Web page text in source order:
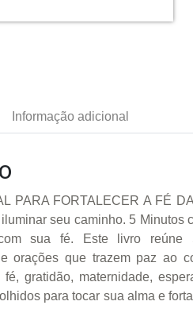
Informação adicional
PARA FORTALECER A FÉ
seu caminho. 5 Minutos
sua fé. Este livro reúne
e orações que trazem paz ao
fé, gratidão, maternidade,
para tocar sua alma e